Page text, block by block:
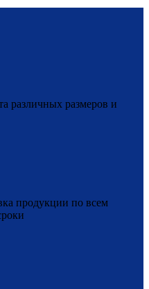
различных размеров и
продукции по всем